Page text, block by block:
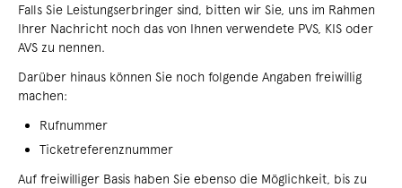
Falls Sie Leistungserbringer sind, bitten wir Sie, uns im Rahmen
Ihrer Nachricht noch das von Ihnen verwendete PVS, KIS oder
AVS zu nennen.
Darüber hinaus können Sie noch folgende Angaben freiwillig
machen:
Rufnummer
Ticketreferenznummer
Auf freiwilliger Basis haben Sie ebenso die Möglichkeit, bis zu